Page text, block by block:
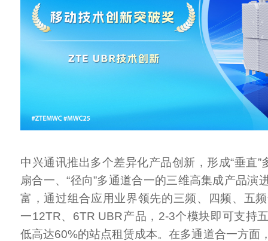
中兴通讯推出多个差异化产品创新，形成“垂直”
扇合一、“径向”多通道合一的三维高集成产品演
富，通过组合应用业界领先的三频、四频、五
一12TR、6TR UBR产品，2-3个模块即可支持
低高达60%的站点租赁成本。在多通道合一方面